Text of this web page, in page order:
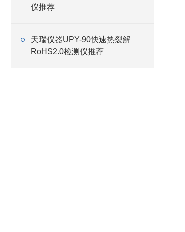
仪推荐
天瑞仪器UPY-90快速热裂解
RoHS2.0检测仪推荐